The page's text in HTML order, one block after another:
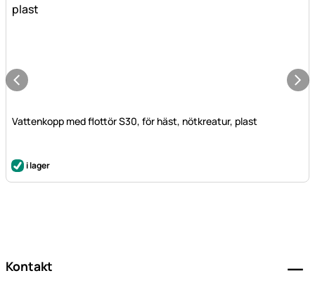
Vattenkopp med flottör S30, för häst, nötkreatur, plast
i lager
Kontakt